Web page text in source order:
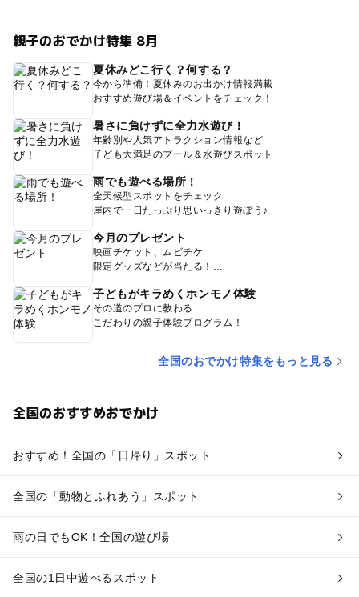
親子のおでかけ特集 8月
夏休みどこ行く？何する？
今から準備！夏休みのお出かけ情報満載
おすすめ遊び場＆イベントをチェック！
暑さに負けずに全力水遊び！
年齢別や人気アトラクション情報など
子ども大満足のプール＆水遊びスポット
雨でも遊べる場所！
全天候型スポットをチェック
屋内で一日たっぷり思いっきり遊ぼう♪
今月のプレゼント
映画チケット、ムビチケ
限定グッズなどが当たる！
子どもがキラめくホンモノ体験
その道のプロに教わる
こだわりの親子体験プログラム！
全国のおでかけ特集をもっと見る
全国のおすすめおでかけ
おすすめ！全国の「日帰り」スポット
全国の「動物とふれあう」スポット
雨の日でもOK！全国の遊び場
全国の1日中遊べるスポット